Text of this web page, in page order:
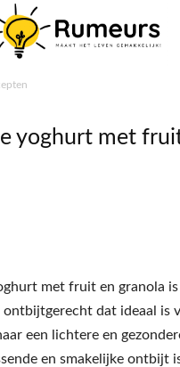
yoghurt met
met fruit en granola is
ontbijtgerecht dat ideaal is
een lichtere en
en smakelijke ontbijt